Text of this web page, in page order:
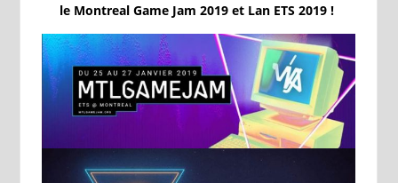
le Montreal Game Jam 2019 et Lan ETS 2019 !